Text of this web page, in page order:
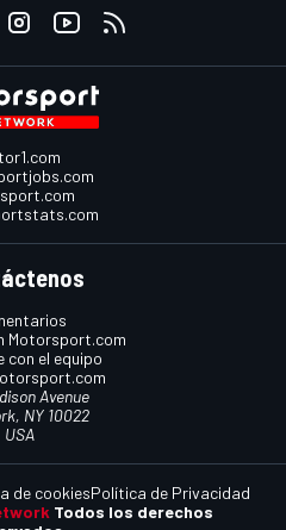
Motorsport.com
con el equipo
Avenue
NY 10022
USA
Todos los derechos
de cookiesPolítica de Privacidad